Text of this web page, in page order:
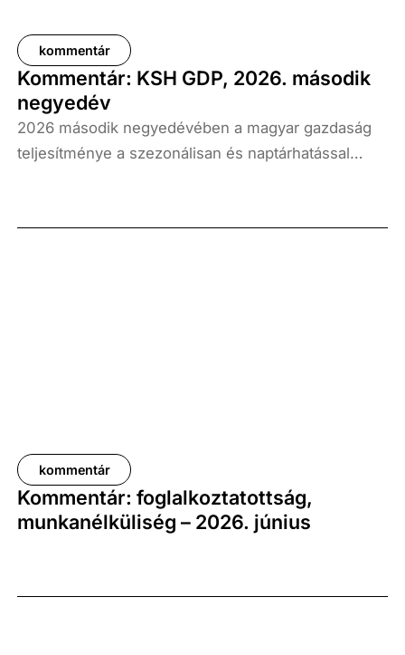
kommentár
Kommentár: KSH GDP, 2026. második
negyedév
2026 második negyedévében a magyar gazdaság
teljesítménye a szezonálisan és naptárhatással
százalékkal, míg az előző negyedévhez képest 0,4
kommentár
Kommentár: foglalkoztatottság,
munkanélküliség – 2026. június